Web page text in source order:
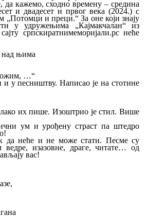
да кажемо, сходно времену – средина
и двадесет и првог века (2024.) с
„Потомци и преци.“ За оне који знају
у удружењима „Кајмакчалан“ из
српскиратнимеморијали.рс неће
над њима
…“
и у песништву. Написао је на стотине
их пише. Изоштрио је стил. Више
ум и урођену страст па штедро
да неће и не може стати. Песме су
изазовне, драге, читате… од
вас!